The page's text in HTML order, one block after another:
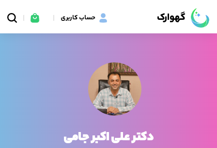
گهوارک حساب کاربری
دکتر علی اکبر جامی